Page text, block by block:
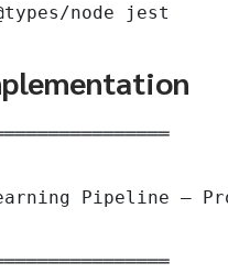
node jest
Pipeline —